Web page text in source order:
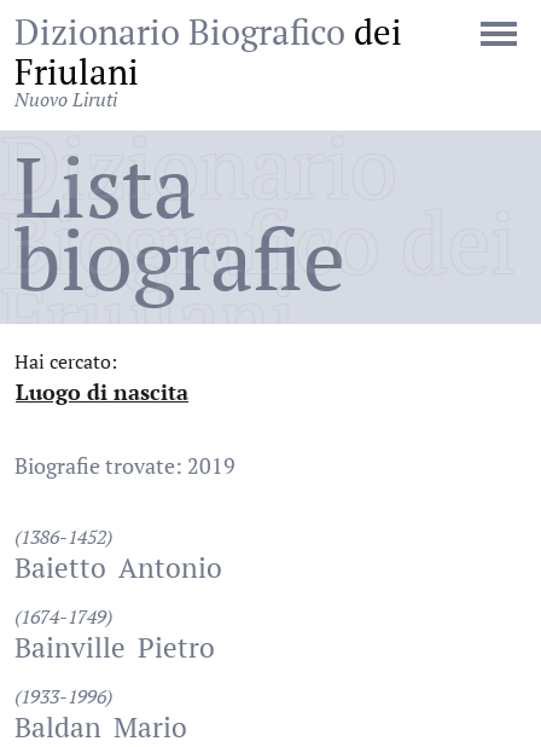
Dizionario Biografico dei
Friulani
Nuovo Liruti
Dizionario
Biografico dei
Friulani
Lista
biografie
Hai cercato:
Luogo di nascita
Biografie trovate: 2019
(1386-1452)
Baietto Antonio
(1674-1749)
Bainville Pietro
(1933-1996)
Baldan Mario